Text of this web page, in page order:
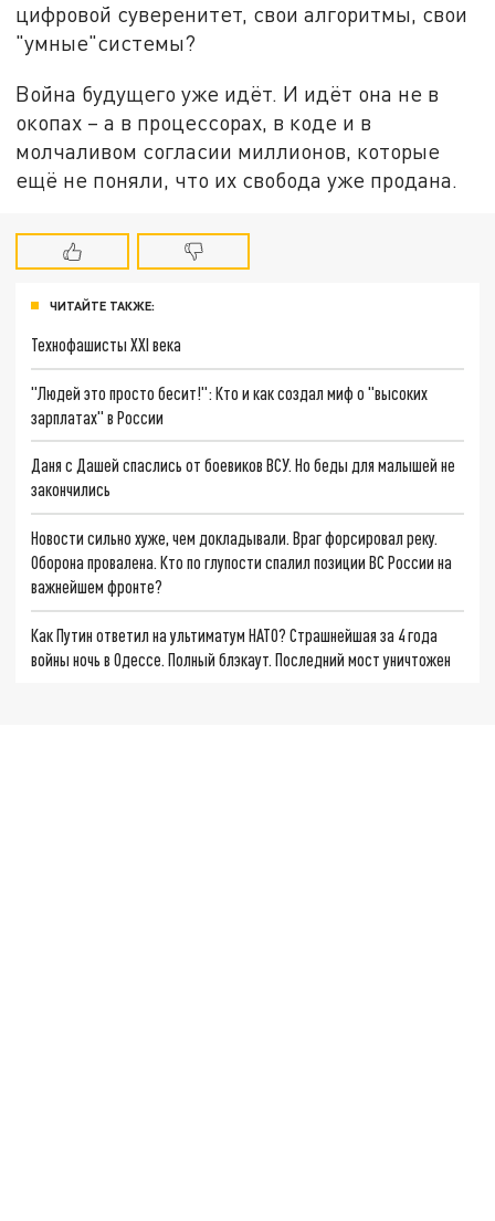
цифровой суверенитет, свои алгоритмы, свои
"умные"системы?
Война будущего уже идёт. И идёт она не в
окопах – а в процессорах, в коде и в
молчаливом согласии миллионов, которые
ещё не поняли, что их свобода уже продана.
ЧИТАЙТЕ ТАКЖЕ:
Технофашисты XXI века
"Людей это просто бесит!": Кто и как создал миф о "высоких
зарплатах" в России
Даня с Дашей спаслись от боевиков ВСУ. Но беды для малышей не
закончились
Новости сильно хуже, чем докладывали. Враг форсировал реку.
Оборона провалена. Кто по глупости спалил позиции ВС России на
важнейшем фронте?
Как Путин ответил на ультиматум НАТО? Страшнейшая за 4 года
войны ночь в Одессе. Полный блэкаут. Последний мост уничтожен